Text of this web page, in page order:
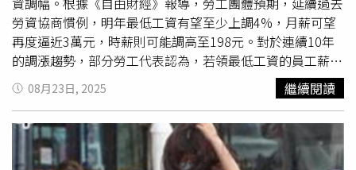
「好」，福利或職位能更「好」的工作。「過度隨性」的求
職態度，可能導致換工作的頻率過高，或者常常找錯工作；
反之，如果變成「非常挑剔」，甚至「眼高手低」，結果可
能導致「高學歷」或「高技能」的人才，卻出現「高失業
率」的窘境。楊宗斌認為，今年的新鮮人即使正處於缺工時
代，千辛萬苦且幸運找到工作，卻也碰上青年低薪化的窘
境，一旦無法學以致用，又缺乏職場成就感，想要真正開開
心心去上班，其實有相當高的難度。他也提醒社會新鮮人，
下來的薪酬規劃，合計有58.3%的企業透露，在今年第四季
有加薪計畫，比例也低於去年同期的64.8%，且仍是以「績
效加薪」為主，預計加薪幅度平均值落在4.1%。調查也發
現，44.2%的企業在第四季「有」員工分紅或發獎金計畫，
比例同樣略低於去年同期的46.3%：其中32.4%為「平均金
額沒有比去年同期高」；11.8%為「平均金額比去年同期
高」。反之，再由勞工朋友的角度詢問，僅有15.8%的上班
族透露，在今年前三季，公司「有替」自己加薪過，比例也
勞資協商慣例，明年最低工資有望至少上調4%，月薪可望
再度逼近3萬元，時薪則可能調高至198元。對於連續10年
的調漲趨勢，部分勞工代表認為，若領最低工資的員工薪資
未見明顯提升，未來恐有更多人的薪資逐漸貼近最低工資
線，導致「邊際勞工」的比例攀升。「邊際勞工」指的是仰
資仍難以提升，反而使低薪勞動人口規模擴大。依行政院主
計總處統計，2024年全台受僱員工平均月薪為6萬984元，
08月23日, 2025 繼續閱讀